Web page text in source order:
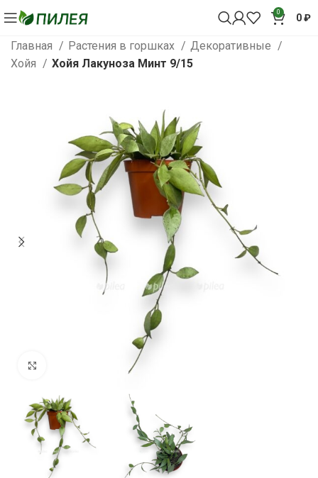
0 0₽
Главная Растения в горшках
Декоративные
Хойя
Хойя Лакуноза Минт 9/15
Нажмите, чтобы увеличить